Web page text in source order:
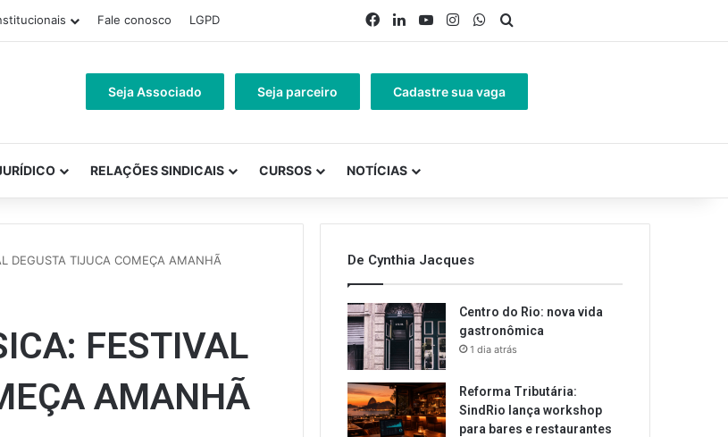
Fale conosco LGPD Facebook
LinkedinYouTubeInstagramWhatsApp
Seja Associado Seja parceiro Cadastre sua vaga
RELAÇÕES SINDICAIS CURSOS NOTÍCIAS
DEGUSTA TIJUCA COMEÇA AMANHÃ
FESTIVAL
AMANHÃ
De Cynthia Jacques
Centro do Rio: nova vida
gastronômica
1 dia atrás
Reforma Tributária:
SindRio lança workshop
para bares e restaurantes